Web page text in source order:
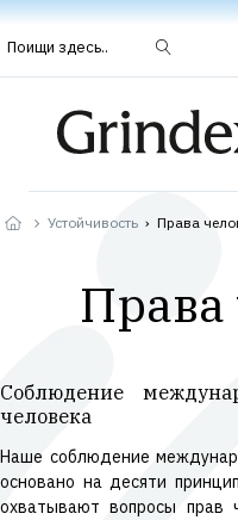
Поищи здесь..
Устойчивость › Права
Права
Соблюдение
человека
Наше соблюдение
основано на десяти
охватывают вопросы прав